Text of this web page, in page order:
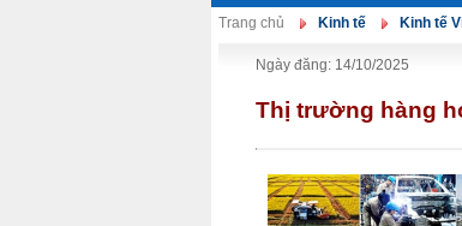
Trang chủ Kinh tế Kinh tế
Ngày đăng: 14/10/2025
Thị trường hàng